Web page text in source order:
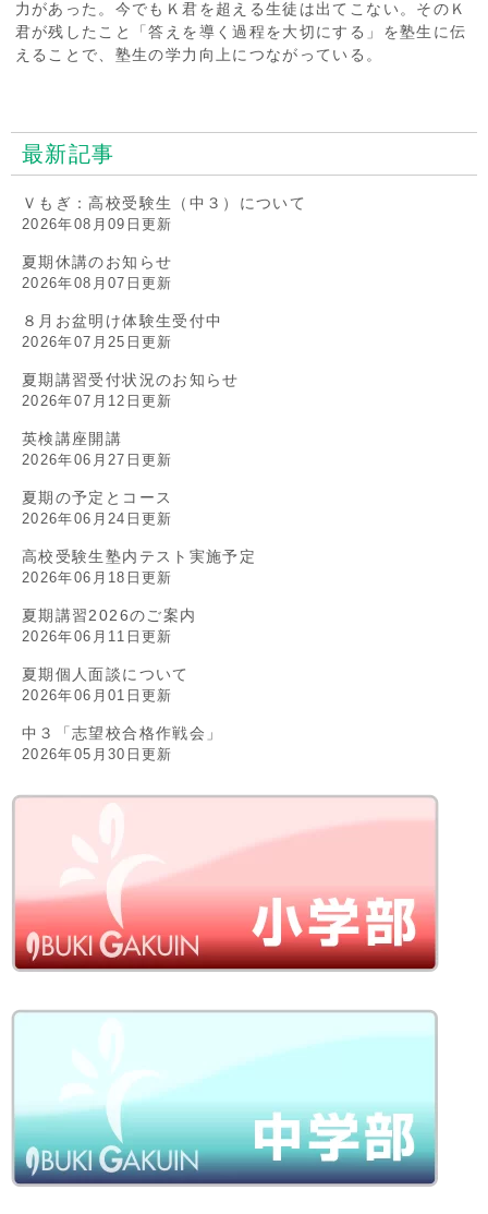
力があった。今でもＫ君を超える生徒は出てこない。そのＫ
君が残したこと「答えを導く過程を大切にする」を塾生に伝
えることで、塾生の学力向上につながっている。
最新記事
Ｖもぎ：高校受験生（中３）について
2026年08月09日更新
夏期休講のお知らせ
2026年08月07日更新
８月お盆明け体験生受付中
2026年07月25日更新
夏期講習受付状況のお知らせ
2026年07月12日更新
英検講座開講
2026年06月27日更新
夏期の予定とコース
2026年06月24日更新
高校受験生塾内テスト実施予定
2026年06月18日更新
夏期講習2026のご案内
2026年06月11日更新
夏期個人面談について
2026年06月01日更新
中３「志望校合格作戦会」
2026年05月30日更新